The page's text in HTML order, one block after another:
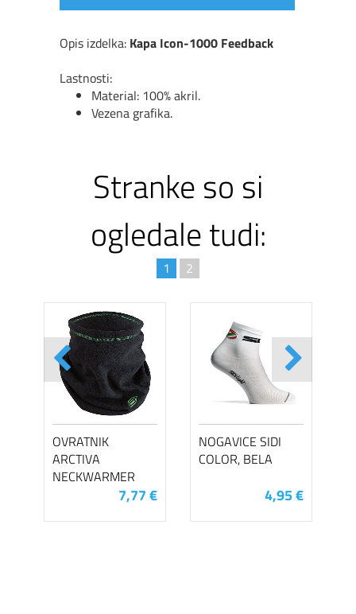
Opis izdelka: Kapa Icon-1000 Feedback
Lastnosti:
Material: 100% akril.
Vezena grafika.
Stranke so si
ogledale tudi:
1 2
OVRATNIK
ARCTIVA
NECKWARMER
7,77 €
NOGAVICE SIDI
COLOR, BELA
4,95 €